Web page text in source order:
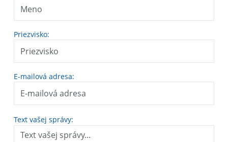
Priezvisko:
E-mailová adresa:
Text vašej správy: